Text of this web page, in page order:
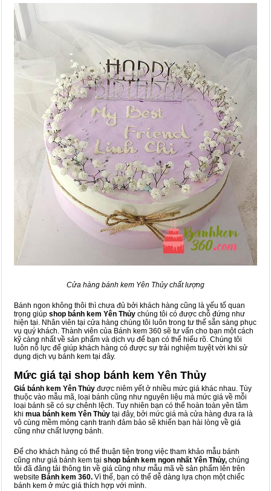
Cửa hàng bánh kem Yên Thủy chất lượng
Bánh ngon không thôi thì chưa đủ bởi khách hàng cũng là yếu tố quan
trọng giúp shop bánh kem Yên Thủy chúng tôi có được chỗ đứng như
hiện tại. Nhân viên tại cửa hàng chúng tôi luôn trong tư thế sẵn sàng phục
vụ quý khách. Thành viên của Bánh kem 360 sẽ tư vấn cho bạn một cách
kỹ càng nhất về sản phẩm và dịch vụ để bạn có thể hiểu rõ. Chúng tôi
luôn nỗ lực để giúp khách hàng có được sự trải nghiệm tuyệt vời khi sử
dụng dịch vụ bánh kem tại đây.
Mức giá tại shop bánh kem Yên Thủy
Giá bánh kem Yên Thủy được niêm yết ở nhiều mức giá khác nhau. Tùy
thuộc vào mẫu mã, loại bánh cũng như nguyên liệu mà mức giá về mỗi
loại bánh sẽ có sự chênh lệch. Tuy nhiên bạn có thể hoàn toàn yên tâm
khi mua bánh kem Yên Thủy tại đây, bởi mức giá mà cửa hàng đưa ra là
vô cùng mềm mỏng cạnh tranh đảm bảo sẽ khiến bạn hài lòng về giá
cũng như chất lượng bánh.
Để cho khách hàng có thể thuận tiện trong việc tham khảo mẫu bánh
cũng như giá bánh kem tại shop bánh kem ngon nhất Yên Thủy, chúng
tôi đã đăng tải thông tin về giá cũng như mẫu mã về sản phẩm lên trên
website Bánh kem 360. Vì thế, bạn có thể dễ dàng lựa chọn một chiếc
bánh kem ở mức giá thích hợp với mình.